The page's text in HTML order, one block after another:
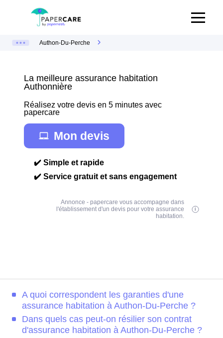
Authon-Du-Perche
La meilleure assurance habitation
Authonnière
Réalisez votre devis en 5 minutes avec
papercare
Mon devis
✔️ Simple et rapide
✔️ Service gratuit et sans engagement
Annonce - papercare vous accompagne dans
l'établissement d'un devis pour votre assurance
habitation.
A quoi correspondent les garanties d'une
assurance habitation à Authon-Du-Perche ?
Dans quels cas peut-on résilier son contrat
d'assurance habitation à Authon-Du-Perche ?